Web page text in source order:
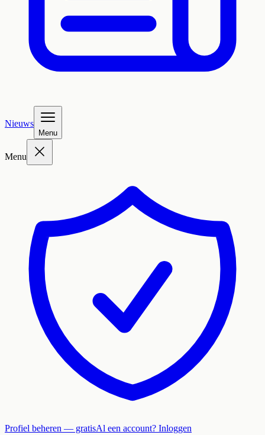
Nieuws
Menu
Menu
Profiel beheren — gratisAl een account? Inloggen